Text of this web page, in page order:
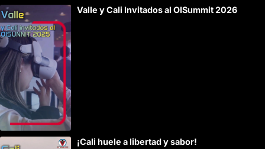
Valle y Cali Invitados al OISummit 2026
¡Cali huele a libertad y sabor!